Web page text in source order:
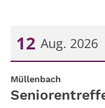
12 Aug. 2026
Datum: 12.
Müllenbach